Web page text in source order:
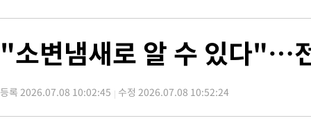
-11350초 전 >[속보]원·달러 환율, 0.7원 내린 1423.8원 마감
-5994초 전 >손흥민, 5경기 연속골 실패…LAFC는 승부차기 끝 과달라하라
29분 전 >트럼프, 한국계 진보 주지사 후보 맹공…"공산주의가 최대 위협"
29분 전 >"美간섭에 합의 지연"…트럼프, '이란 호르무즈 통제권' 수용할까
"소변냄새로 알 수 있다"…
등록 2026.07.08 10:02:45 수정 2026.07.08 10:52:24